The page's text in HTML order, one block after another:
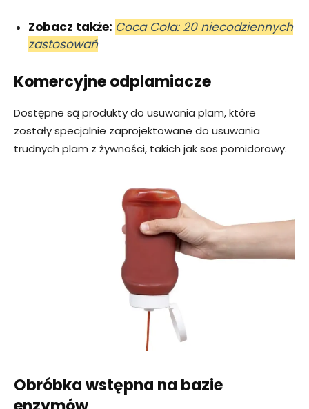
Zobacz także: Coca Cola: 20 niecodziennych
zastosowań
Komercyjne odplamiacze
Dostępne są produkty do usuwania plam, które
zostały specjalnie zaprojektowane do usuwania
trudnych plam z żywności, takich jak sos pomidorowy.
Obróbka wstępna na bazie